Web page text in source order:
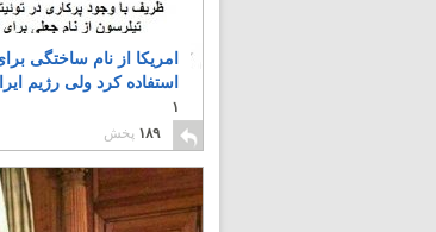
امریکا از نام ساختگی
استفاده کرد ولی رژیم
۱
۱۸۹ پخش